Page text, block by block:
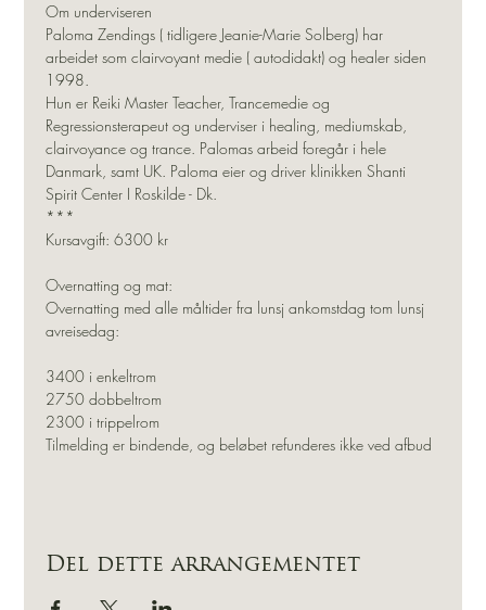
Om underviseren
Paloma Zendings ( tidligere Jeanie-Marie Solberg) har
arbeidet som clairvoyant medie ( autodidakt) og healer siden
1998.
Hun er Reiki Master Teacher, Trancemedie og
Regressionsterapeut og underviser i healing, mediumskab,
clairvoyance og trance. Palomas arbeid foregår i hele
Danmark, samt UK. Paloma eier og driver klinikken Shanti
Spirit Center I Roskilde - Dk.
***
Kursavgift: 6300 kr
Overnatting og mat:
Overnatting med alle måltider fra lunsj ankomstdag tom lunsj
avreisedag:
3400 i enkeltrom
2750 dobbeltrom
2300 i trippelrom
Tilmelding er bindende, og beløbet refunderes ikke ved afbud
Del dette arrangementet